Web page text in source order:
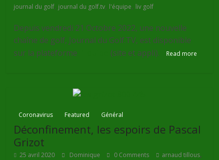
journal du golf, journal du golf.tv, l'équipe, liv golf
Depuis vendredi 21 Octobre 2022, une nouvelle
chaîne de golf, Journal du Golf.TV, est disponible
sur la plateforme
(site et appli). Read more
Coronavirus Featured Général
Déconfinement, les espoirs de Pascal
Grizot
25 avril 2020 Dominique 0 Comments arnaud tillous,